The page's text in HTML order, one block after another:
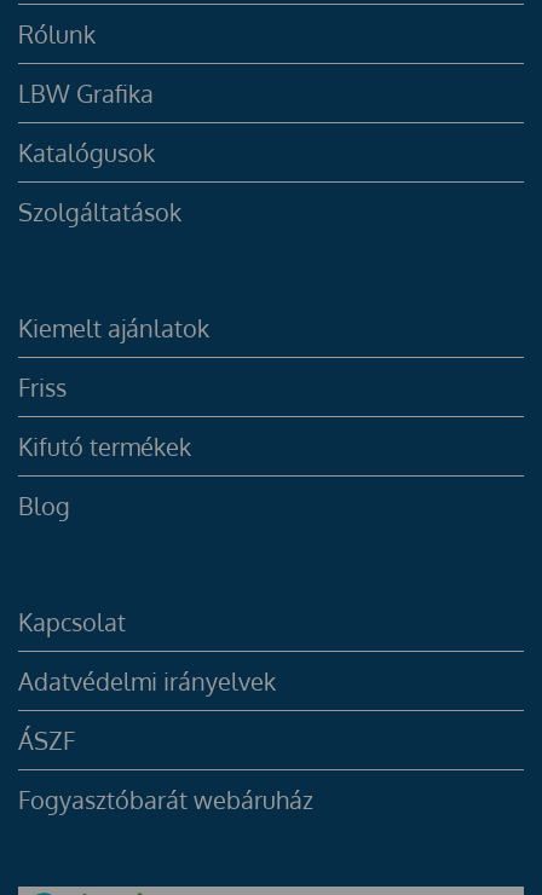
Rólunk
LBW Grafika
Katalógusok
Szolgáltatások
Kiemelt ajánlatok
Friss
Kifutó termékek
Blog
Kapcsolat
Adatvédelmi irányelvek
ÁSZF
Fogyasztóbarát webáruház